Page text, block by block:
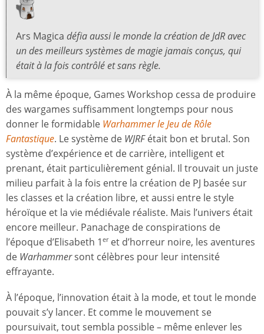
Ars Magica défia aussi le monde la création de JdR avec
un des meilleurs systèmes de magie jamais conçus, qui
était à la fois contrôlé et sans règle.
À la même époque, Games Workshop cessa de produire
des wargames suffisamment longtemps pour nous
donner le formidable Warhammer le Jeu de Rôle
Fantastique. Le système de WJRFétait bon et brutal. Son
système d’expérience et de carrière, intelligent et
prenant, était particulièrement génial. Il trouvait un juste
milieu parfait à la fois entre la création de PJ basée sur
les classes et la création libre, et aussi entre le style
héroïque et la vie médiévale réaliste. Mais l’univers était
encore meilleur. Panachage de conspirations de
l’époque d’Elisabeth 1 eret d’horreur noire, les aventures
de Warhammersont célèbres pour leur intensité
effrayante.
À l’époque, l’innovation était à la mode, et tout le monde
pouvait s’y lancer. Et comme le mouvement se
poursuivait, tout sembla possible – même enlever les